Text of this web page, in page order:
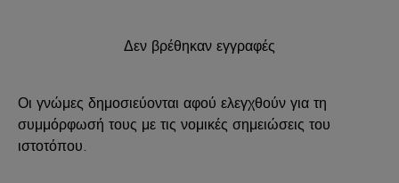
Δεν βρέθηκαν εγγραφές
Οι γνώμες δημοσιεύονται αφού ελεγχθούν για τη
συμμόρφωσή τους με τις νομικές σημειώσεις του
ιστοτόπου.